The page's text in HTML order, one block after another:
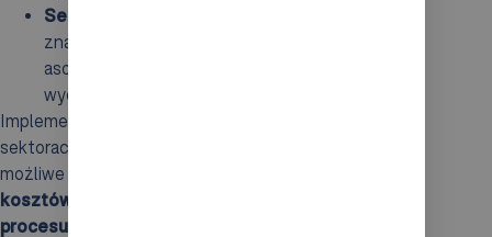
Sektor chemiczny
znajduje się wiele palet tego samego
asortymentu, AS/RS przyczyniają się do wzrostu
wydajności i minimalizują ryzyko pomyłek.
Implementacja systemów AS/RS w powyższych
sektorach niesie ze sobą liczne korzyści. Dzięki nim
możliwe jest
kosztów pracy
procesu magazynowania